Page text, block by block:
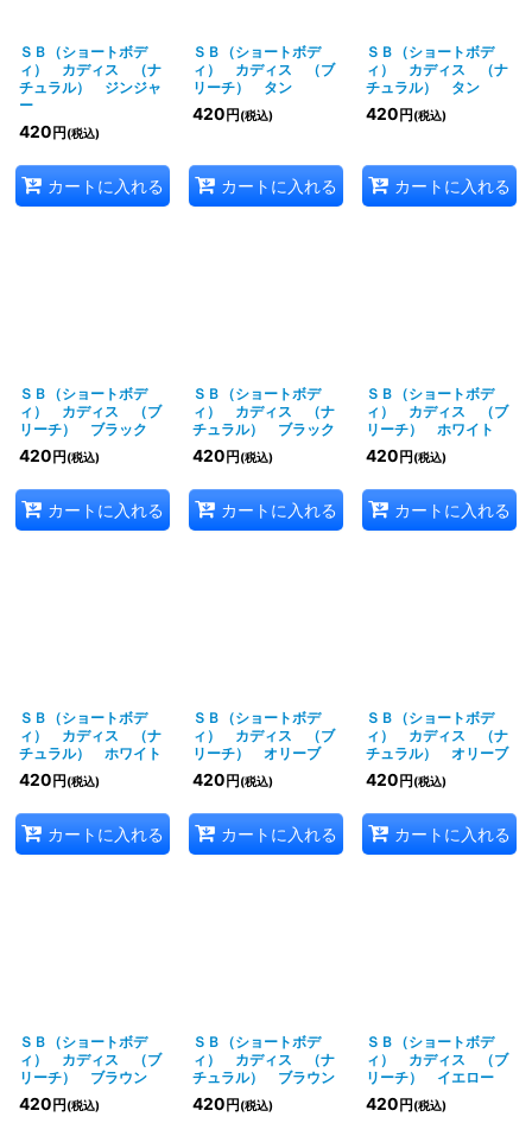
ＳＢ（ショートボデ
ィ） カディス （ナ
チュラル） ジンジャ
ー
420 円 (税込)
カートに入れる
ＳＢ（ショートボデ
ィ） カディス （ブ
リーチ） タン
420 円 (税込)
カートに入れる
ＳＢ（ショートボデ
ィ） カディス （ナ
チュラル） タン
420 円 (税込)
カートに入れる
ＳＢ（ショートボデ
ィ） カディス （ブ
リーチ） ブラック
420 円 (税込)
カートに入れる
ＳＢ（ショートボデ
ィ） カディス （ナ
チュラル） ブラック
420 円 (税込)
カートに入れる
ＳＢ（ショートボデ
ィ） カディス （ブ
リーチ） ホワイト
420 円 (税込)
カートに入れる
ＳＢ（ショートボデ
ィ） カディス （ナ
チュラル） ホワイト
420 円 (税込)
カートに入れる
ＳＢ（ショートボデ
ィ） カディス （ブ
リーチ） オリーブ
420 円 (税込)
カートに入れる
ＳＢ（ショートボデ
ィ） カディス （ナ
チュラル） オリーブ
420 円 (税込)
カートに入れる
ＳＢ（ショートボデ
ィ） カディス （ブ
リーチ） ブラウン
420 円 (税込)
ＳＢ（ショートボデ
ィ） カディス （ナ
チュラル） ブラウン
420 円 (税込)
ＳＢ（ショートボデ
ィ） カディス （ブ
リーチ） イエロー
420 円 (税込)